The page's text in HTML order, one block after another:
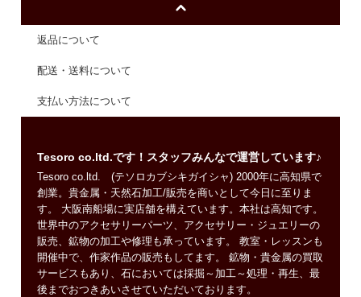
返品について
配送・送料について
支払い方法について
Tesoro co.ltd.です！スタッフみんなで運営しています♪
Tesoro co.ltd. (テソロカブシキガイシャ) 2000年に高知県で
創業。貴金属・天然石加工/販売を商いとして今日に至りま
す。 大阪南船場に実店舗を構えています。本社は高知です。
世界中のアクセサリーパーツ、アクセサリー・ジュエリーの
販売、鉱物の加工や修理も承っています。 教室・レッスンも
開催中で、作家作品の販売もしてます。 鉱物・貴金属の買取
サービスもあり、石においては採掘～加工～処理・再生、最
後までおつきあいさせていただいております。